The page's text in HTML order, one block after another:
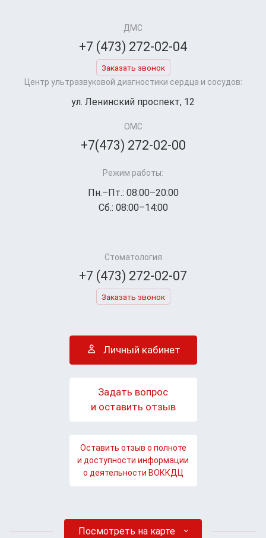
ДМС
+7 (473) 272-02-04
Заказать звонок
Центр ультразвуковой диагностики сердца и сосудов:
ул. Ленинский проспект, 12
ОМС
+7(473) 272-02-00
Режим работы:
Пн.–Пт.: 08:00–20:00
Сб.: 08:00–14:00
Стоматология
+7 (473) 272-02-07
Заказать звонок
Личный кабинет
Задать вопрос
и оставить отзыв
Оставить отзыв о полноте
и доступности информации
о деятельности ВОККДЦ
Посмотреть на карте